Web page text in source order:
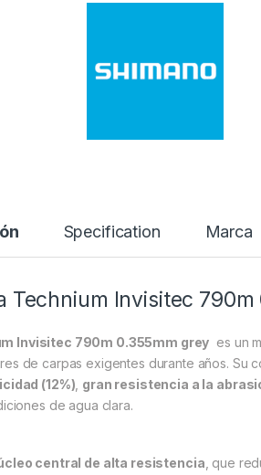
Specification Marca
Technium Invisitec
Invisitec 790m 0.355mm grey es un
de carpas exigentes durante años. Su
(12%) gran resistencia a la
de agua clara.
central de alta resistencia , que